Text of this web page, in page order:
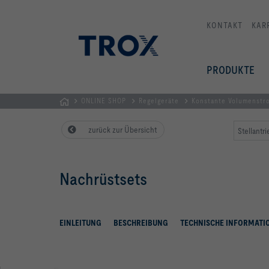
KONTAKT
PRODUKTE
AUSTRIA
| Komponenten,
Systeme
ONLINE SHOP Regelgeräte Konstante
zurück zur Übersicht
Nachrüstsets
EINLEITUNG BESCHREIBUNG TECHNISCHE